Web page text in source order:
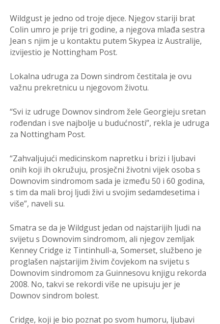
Wildgust je jedno od troje djece. Njegov stariji brat
Colin umro je prije tri godine, a njegova mlađa sestra
Jean s njim je u kontaktu putem Skypea iz Australije,
izvijestio je Nottingham Post.
Lokalna udruga za Down sindrom čestitala je ovu
važnu prekretnicu u njegovom životu.
“Svi iz udruge Downov sindrom žele Georgieju sretan
rođendan i sve najbolje u budućnosti”, rekla je udruga
za Nottingham Post.
“Zahvaljujući medicinskom napretku i brizi i ljubavi
onih koji ih okružuju, prosječni životni vijek osoba s
Downovim sindromom sada je između 50 i 60 godina,
s tim da mali broj ljudi živi u svojim sedamdesetima i
više”, naveli su.
Smatra se da je Wildgust jedan od najstarijih ljudi na
svijetu s Downovim sindromom, ali njegov zemljak
Kenney Cridge iz Tintinhull-a, Somerset, službeno je
proglašen najstarijim živim čovjekom na svijetu s
Downovim sindromom za Guinnesovu knjigu rekorda
2008. No, takvi se rekordi više ne upisuju jer je
Downov sindrom bolest.
Cridge, koji je bio poznat po svom humoru, ljubavi